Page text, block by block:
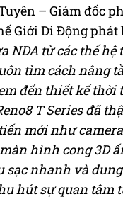
– Giám đốc
Giới Di Động phát
NDA từ các thế hệ
tìm cách nâng
đến thiết kế
T Series đã
mới như
hình cong 3D
sạc nhanh và
hút sự quan tâm